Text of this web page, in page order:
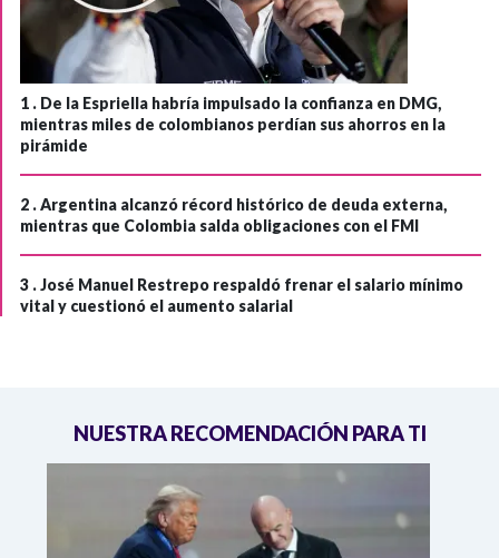
1 . De la Espriella habría impulsado la confianza en DMG,
mientras miles de colombianos perdían sus ahorros en la
pirámide
2 .Argentina alcanzó récord histórico de deuda externa,
mientras que Colombia salda obligaciones con el FMI
3 .José Manuel Restrepo respaldó frenar el salario mínimo
vital y cuestionó el aumento salarial
NUESTRA RECOMENDACIÓN PARA TI